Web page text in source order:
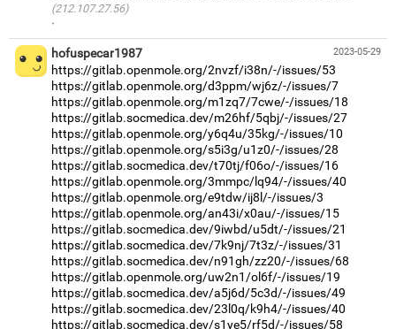
(212.107.27.56)
·
2023-05-29
hofuspecar1987
https://gitlab.openmole.org/2nvzf/i38n/-/issues/53
https://gitlab.openmole.org/d3ppm/wj6z/-/issues/7
https://gitlab.openmole.org/m1zq7/7cwe/-/issues/18
https://gitlab.socmedica.dev/m26hf/5qbj/-/issues/27
https://gitlab.openmole.org/y6q4u/35kg/-/issues/10
https://gitlab.openmole.org/s5i3g/u1z0/-/issues/28
https://gitlab.socmedica.dev/t70tj/f06o/-/issues/16
https://gitlab.openmole.org/3mmpc/lq94/-/issues/40
https://gitlab.openmole.org/e9tdw/ij8l/-/issues/3
https://gitlab.openmole.org/an43i/x0au/-/issues/15
https://gitlab.socmedica.dev/9iwbd/u5dt/-/issues/21
https://gitlab.socmedica.dev/7k9nj/7t3z/-/issues/31
https://gitlab.socmedica.dev/n91gh/zz20/-/issues/68
https://gitlab.openmole.org/uw2n1/ol6f/-/issues/19
https://gitlab.socmedica.dev/a5j6d/5c3d/-/issues/49
https://gitlab.socmedica.dev/23l0q/k9h4/-/issues/40
https://gitlab.socmedica.dev/s1ye5/rf5d/-/issues/58